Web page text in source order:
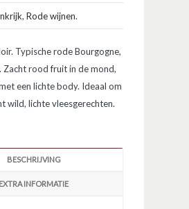
, Rode wijnen.
Typische rode Bourgogne,
Zacht rood fruit in de mond,
een lichte body. Ideaal om
wild, lichte vleesgerechten.
BESCHRIJVING
EXTRA INFORMATIE